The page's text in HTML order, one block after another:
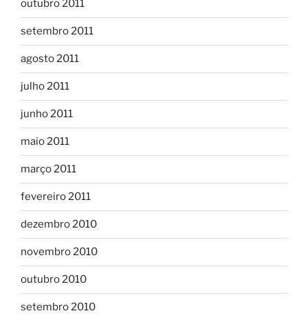
outubro 2011
setembro 2011
agosto 2011
julho 2011
junho 2011
maio 2011
março 2011
fevereiro 2011
dezembro 2010
novembro 2010
outubro 2010
setembro 2010